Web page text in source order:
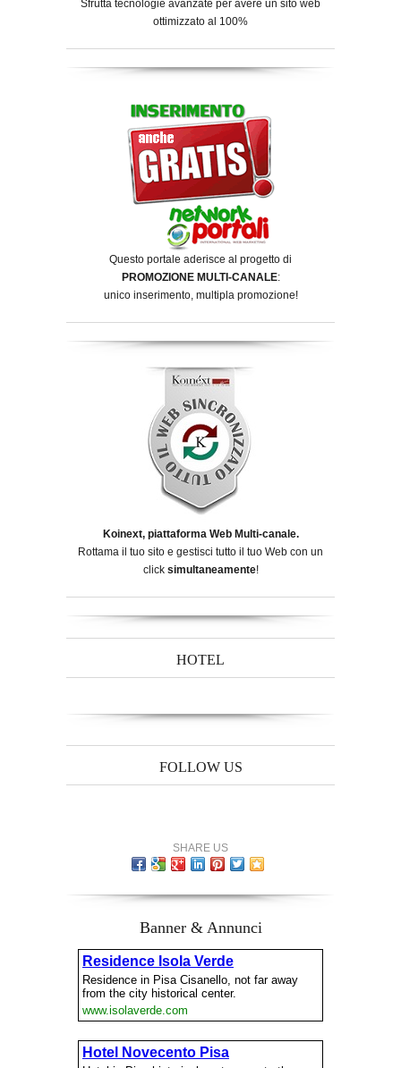
Sfrutta tecnologie avanzate per avere un sito web
ottimizzato al 100%
Questo portale aderisce al progetto di
PROMOZIONE MULTI-CANALE:
unico inserimento, multipla promozione!
Koinext, piattaforma Web Multi-canale.
Rottama il tuo sito e gestisci tutto il tuo Web con un
click simultaneamente!
HOTEL
FOLLOW US
SHARE US
Banner & Annunci